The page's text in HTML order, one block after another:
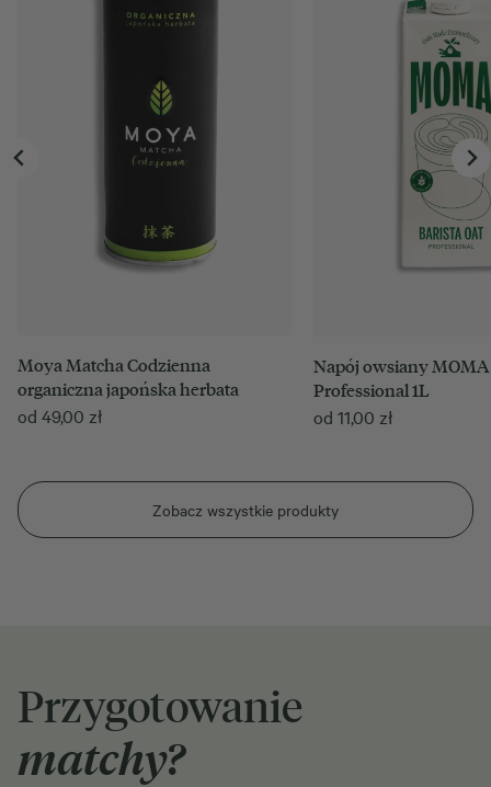
Zobacz wszystkie produkty
Moya Matcha Codzienna
organiczna japońska herbata
od 49,00 zł
Napój owsiany MOMA
Professional 1L
od 11,00 zł
Przygotowanie
matchy?